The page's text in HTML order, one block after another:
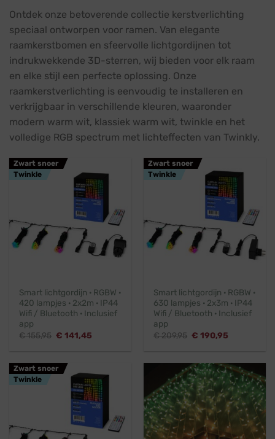
Ontdek onze betoverende collectie kerstverlichting
speciaal ontworpen voor ramen. Van elegante
raamkerstbomen en sfeervolle lichtgordijnen tot
indrukwekkende 3D-sterren, wij bieden voor elk raam
en elke stijl een perfecte oplossing. Onze
raamkerstverlichting is eenvoudig te installeren en
verkrijgbaar in verschillende kleuren, waaronder
modern warm wit, klassiek warm wit, twinkle en het
volledige RGB spectrum met lichteffecten van Twinkly.
Zwart snoer
Twinkle
Smart lichtgordijn · RGBW ·
420 lampjes · 2x2m · IP44
Wifi / Bluetooth · Inclusief
app
€155,95 Oorspronkelijke
€ 141,45
Zwart snoer
Twinkle
Smart lichtgordijn · RGBW ·
630 lampjes · 2x3m · IP44
Wifi / Bluetooth · Inclusief
app
€209,95 Oorspronkelijke
€ 190,95
Zwart snoer
Twinkle